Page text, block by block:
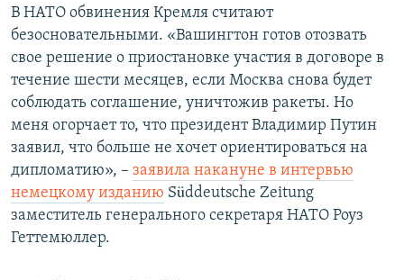
В НАТО обвинения Кремля считают
безосновательными. «Вашингтон готов отозвать
свое решение о приостановке участия в договоре в
течение шести месяцев, если Москва снова будет
соблюдать соглашение, уничтожив ракеты. Но
меня огорчает то, что президент Владимир Путин
заявил, что больше не хочет ориентироваться на
дипломатию», – заявила накануне в интервью
немецкому изданию Süddeutsche Zeitung
заместитель генерального секретаря НАТО Роуз
Геттемюллер.